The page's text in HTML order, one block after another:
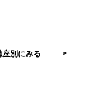
座別にみる